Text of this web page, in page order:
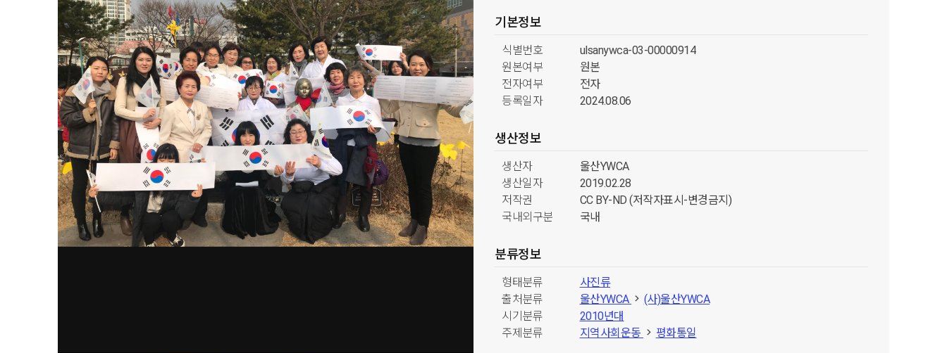
기본정보
식별번호
ulsanywca-03-00000914
원본여부
원본
전자여부
전자
등록일자
2024.08.06
생산정보
생산자
울산YWCA
생산일자
2019.02.28
저작권
CC BY-ND (저작자표시-변경금지)
국내외구분
국내
분류정보
형태분류
사진류
출처분류
울산YWCA
(사)울산YWCA
시기분류
2010년대
주제분류
지역사회운동 평화통일